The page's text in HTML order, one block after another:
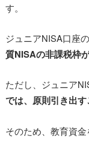
す。
ジュニアNISA口座
質NISAの非課税枠
ただし、ジュニア
では、原則引き出す
そのため、教育資金